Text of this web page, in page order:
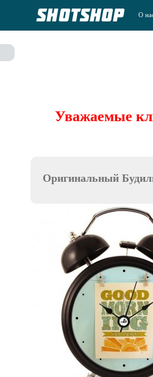
О
Уважаемые
Оригинальный